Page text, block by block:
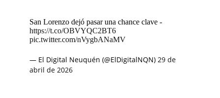
San Lorenzo dejó pasar una chance clave -
https://t.co/OBVYQC2BT6
pic.twitter.com/nVygbANaMV
— El Digital Neuquén (@ElDigitalNQN) 29 de
abril de 2026